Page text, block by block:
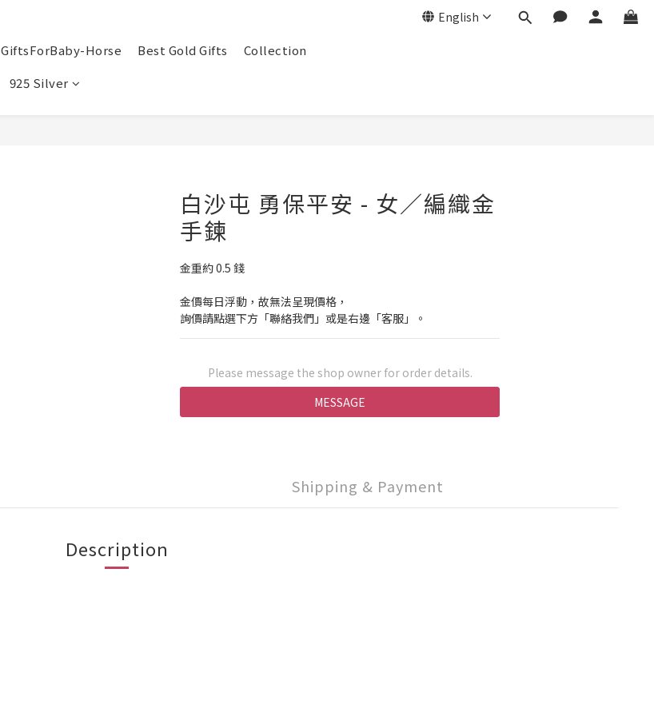
English
GiftsForBaby-Horse Best Gold Gifts
Collection
925 Silver
白沙屯 勇保平安 - 女／編織金
手鍊
金重約 0.5 錢
金價每日浮動，故無法呈現價格，
詢價請點選下方「聯絡我們」或是右邊「客服」。
Please message the shop owner for order details.
MESSAGE
Shipping & Payment
Description